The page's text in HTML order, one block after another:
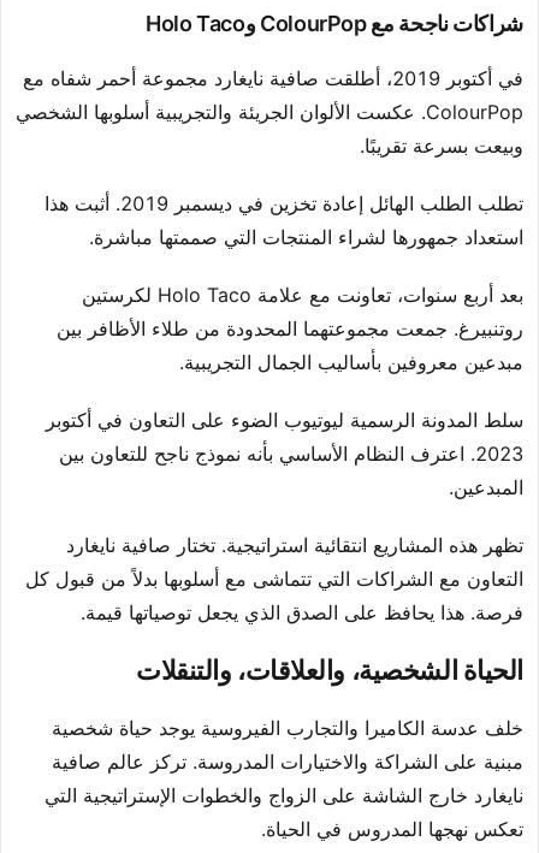
شراكات ناجحة مع ColourPop وHolo Taco
في أكتوبر 2019، أطلقت صافية نايغارد مجموعة أحمر شفاه مع
ColourPop. عكست الألوان الجريئة والتجريبية أسلوبها الشخصي
وبيعت بسرعة تقريبًا.
تطلب الطلب الهائل إعادة تخزين في ديسمبر 2019. أثبت هذا
استعداد جمهورها لشراء المنتجات التي صممتها مباشرة.
بعد أربع سنوات، تعاونت مع علامة Holo Taco لكرستين
روتنبيرغ. جمعت مجموعتهما المحدودة من طلاء الأظافر بين
مبدعين معروفين بأساليب الجمال التجريبية.
سلط المدونة الرسمية ليوتيوب الضوء على التعاون في أكتوبر
2023. اعترف النظام الأساسي بأنه نموذج ناجح للتعاون بين
المبدعين.
تظهر هذه المشاريع انتقائية استراتيجية. تختار صافية نايغارد
التعاون مع الشراكات التي تتماشى مع أسلوبها بدلاً من قبول كل
فرصة. هذا يحافظ على الصدق الذي يجعل توصياتها قيمة.
الحياة الشخصية، والعلاقات، والتنقلات
خلف عدسة الكاميرا والتجارب الفيروسية يوجد حياة شخصية
مبنية على الشراكة والاختيارات المدروسة. تركز عالم صافية
نايغارد خارج الشاشة على الزواج والخطوات الإستراتيجية التي
تعكس نهجها المدروس في الحياة.